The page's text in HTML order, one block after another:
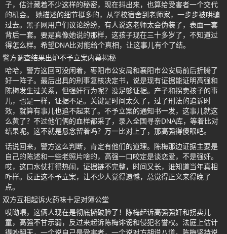
子，估计藏着不少这样的秘密，现在抖出来，也算给受害者一个交代
的机会。 她描述的细节挺多的，从学校宿舍到老师家，一步步被哄骗
过去。黑子网用户们议论纷纷，有人说这老师太会伪装了，表面一套
背后一套。要是真像她说的那样，这孩子现在三十多岁了，不知道过
得怎么样。希望DNA比对能给个真相，让这事儿有个了结。
警方调查结果出炉不予立案内幕揭秘
哈哈，警方这回可没闲着，枣阳市公安局和襄阳市公安局前后折腾了
好一阵子。最后出具的刑事复核决定书，说是现有证据能证明高强和
陈梅发生过关系，但强奸行为呢？没足够证据。产子和拐卖孩子的事
儿，也是一样，证据不足。关键是时间太久了，过了刑法的追诉时
效，就算有事儿也追不起来了。不予立案的通知书一发，这事儿就这
么黄了？不过他们俩的血样都采了，录入全国寻亲DNA库，等着比对
结果呢。这不就是悬念留着吗？万一比对上了，那高强得傻眼吧。
话说回来，警方这么判断，肯定有他们的道理。陈梅那边证据主要是
自己的陈述和一些老照片啥的，高强一口咬定是谈恋爱，不是强奸。
哎，这口水仗打得热闹，证据链不完整，时间又长，谁知道当年真相
咋样。反正这不予立案，让不少人觉得遗憾，总觉得正义来得晚了
点。
双方互相起诉火药味十足对簿公堂
哎呦喂，这俩人现在是彻底撕破脸了！陈梅起诉高强强奸和拐卖儿
童，高强不甘示弱，反过来起诉陈梅诽谤和侵犯名誉权。法庭上估计